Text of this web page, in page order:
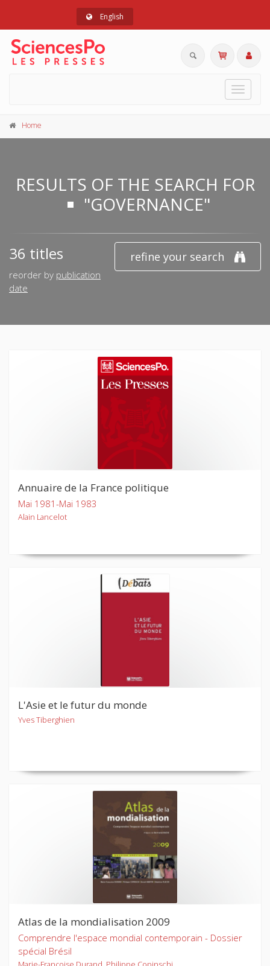
English
Toggle
Home
RESULTS OF THE SEARCH FOR
"GOVERNANCE"
refine your search
36 titles
reorder by publication
date
Annuaire de la France politique
Mai 1981-Mai 1983
Alain Lancelot
L'Asie et le futur du monde
Yves Tiberghien
Atlas de la mondialisation 2009
Comprendre l'espace mondial contemporain - Dossier
spécial Brésil